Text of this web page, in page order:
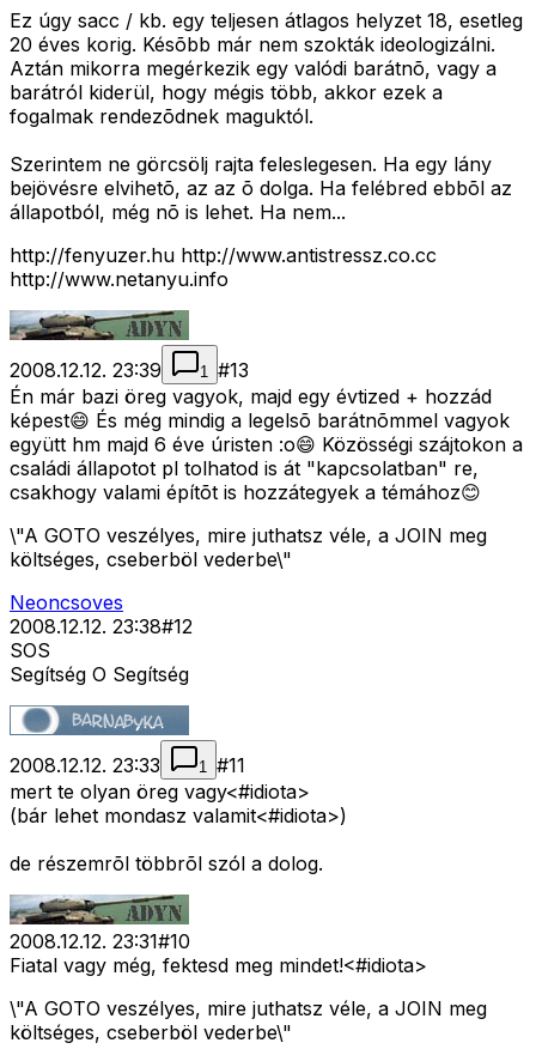
Ez úgy sacc / kb. egy teljesen átlagos helyzet 18, esetleg
20 éves korig. Késõbb már nem szokták ideologizálni.
Aztán mikorra megérkezik egy valódi barátnõ, vagy a
barátról kiderül, hogy mégis több, akkor ezek a
fogalmak rendezõdnek maguktól.
Szerintem ne görcsölj rajta feleslegesen. Ha egy lány
bejövésre elvihetõ, az az õ dolga. Ha felébred ebbõl az
állapotból, még nõ is lehet. Ha nem...
http://fenyuzer.hu http://www.antistressz.co.cc
http://www.netanyu.info
2008.12.12. 23:39 1 #13
Én már bazi öreg vagyok, majd egy évtized + hozzád
képest😄 És még mindig a legelsõ barátnõmmel vagyok
együtt hm majd 6 éve úristen :o😄 Közösségi szájtokon a
családi állapotot pl tolhatod is át "kapcsolatban" re,
csakhogy valami építõt is hozzátegyek a témához😊
\"A GOTO veszélyes, mire juthatsz véle, a JOIN meg
költséges, cseberböl vederbe\"
Neoncsoves
2008.12.12. 23:38#12
SOS
Segítség O Segítség
2008.12.12. 23:33 1 #11
mert te olyan öreg vagy<#idiota>
(bár lehet mondasz valamit<#idiota>)
de részemrõl többrõl szól a dolog.
2008.12.12. 23:31#10
Fiatal vagy még, fektesd meg mindet!<#idiota>
\"A GOTO veszélyes, mire juthatsz véle, a JOIN meg
költséges, cseberböl vederbe\"